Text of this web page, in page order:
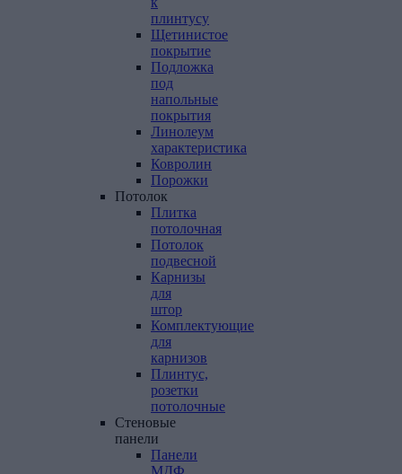
плинтусу
Щетинистое
покрытие
Подложка
под
напольные
покрытия
Линолеум
характеристика
Ковролин
Порожки
Потолок
Плитка
потолочная
Потолок
подвесной
Карнизы
для
штор
Комплектующие
для
карнизов
Плинтус,
розетки
потолочные
Стеновые
панели
Панели
МДФ,